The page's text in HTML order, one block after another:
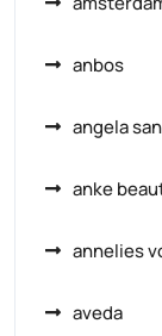
anbos
angela
anke
annelies
aveda